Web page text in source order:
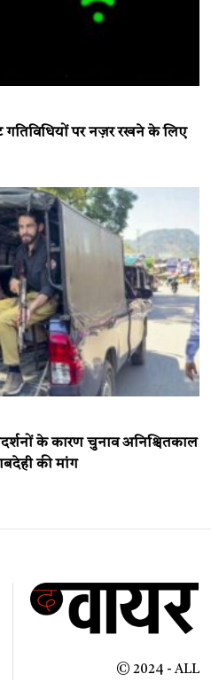
गतिविधियों पर नज़र रखने के लिए
के कारण चुनाव अनिश्चितकाल
की मांग
© 2024 - ALL